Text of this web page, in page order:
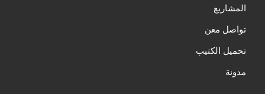
المشاريع
تواصل معن
تحميل الكتيب
مدونة